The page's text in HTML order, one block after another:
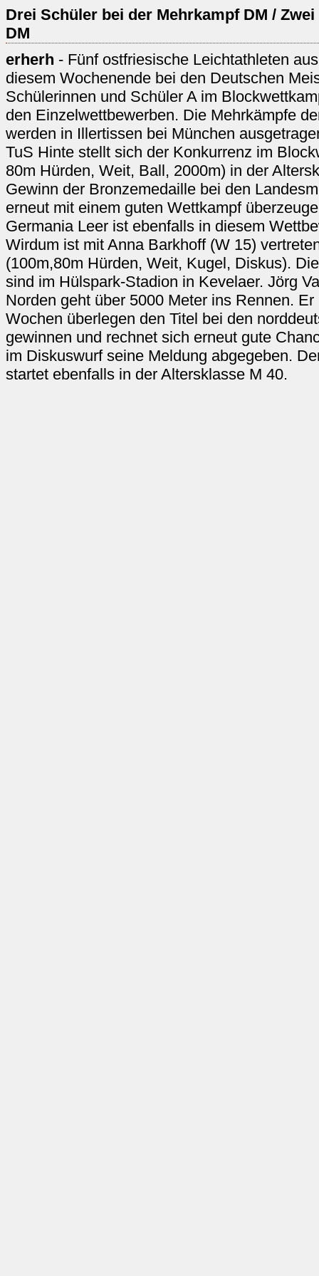
Drei Schüler bei der Mehrkampf DM /
DM
erherh - Fünf ostfriesische Leichtathleten
diesem Wochenende bei den Deutschen
Schülerinnen und Schüler A im
den Einzelwettbewerben. Die Mehrkämpfe
werden in Illertissen bei München
TuS Hinte stellt sich der Konkurrenz im
80m Hürden, Weit, Ball, 2000m) in der
Gewinn der Bronzemedaille bei den
erneut mit einem guten Wettkampf
Germania Leer ist ebenfalls in diesem
Wirdum ist mit Anna Barkhoff (W 15)
(100m,80m Hürden, Weit, Kugel, Diskus).
sind im Hülspark-Stadion in Kevelaer. Jörg
Norden geht über 5000 Meter ins Rennen.
Wochen überlegen den Titel bei den
gewinnen und rechnet sich erneut gute
im Diskuswurf seine Meldung abgegeben.
startet ebenfalls in der Altersklasse M 40.